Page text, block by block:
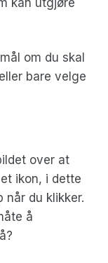
om du skal
bare velge
over at
ikon, i dette
når du klikker.
å